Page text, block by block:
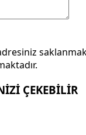
ÇEKEBİLİR